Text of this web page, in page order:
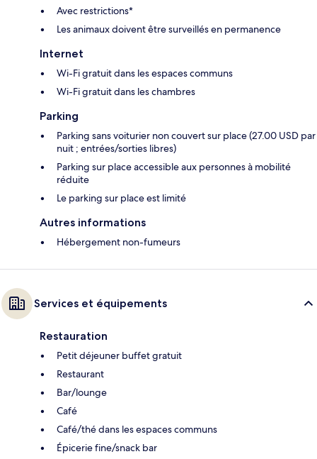
Avec restrictions*
Les animaux doivent être surveillés en permanence
Internet
Wi-Fi gratuit dans les espaces communs
Wi-Fi gratuit dans les chambres
Parking
Parking sans voiturier non couvert sur place (27.00 USD par
nuit ; entrées/sorties libres)
Parking sur place accessible aux personnes à mobilité
réduite
Le parking sur place est limité
Autres informations
Hébergement non-fumeurs
Services et équipements
Restauration
Petit déjeuner buffet gratuit
Restaurant
Bar/lounge
Café
Café/thé dans les espaces communs
Épicerie fine/snack bar